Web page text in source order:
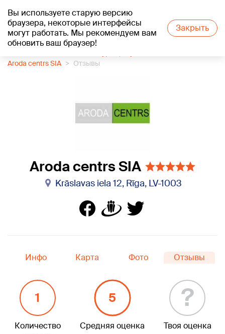
Вы используете старую версию
браузера, некоторые интерфейсы
могут работать. Мы рекомендуем вам
обновить ваш браузер!
Закрыть
+16°C
Aroda centrs SIA
Отзывы
Aroda centrs SIA
Krāslavas iela 12, Rīga, LV-1003
Инфо Карта Фото Отзывы
1
Количество
5
Средняя оценка
?
Твоя оценка